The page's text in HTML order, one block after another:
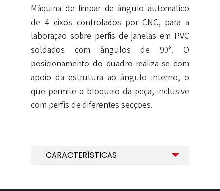
Máquina de limpar de ângulo automático
de 4 eixos controlados por CNC, para a
laboração sobre perfis de janelas em PVC
soldados com ângulos de 90°. O
posicionamento do quadro realiza-se com
apoio da estrutura ao ângulo interno, o
que permite o bloqueio da peça, inclusive
com perfis de diferentes secções.
CARACTERÍSTICAS